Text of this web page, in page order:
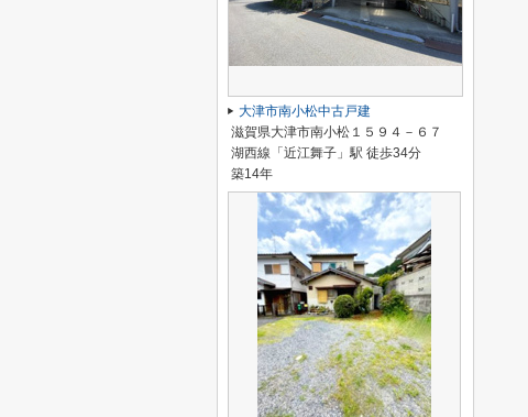
大津市南小松中古戸建
滋賀県大津市南小松１５９４－６７
湖西線「近江舞子」駅 徒歩34分
築14年